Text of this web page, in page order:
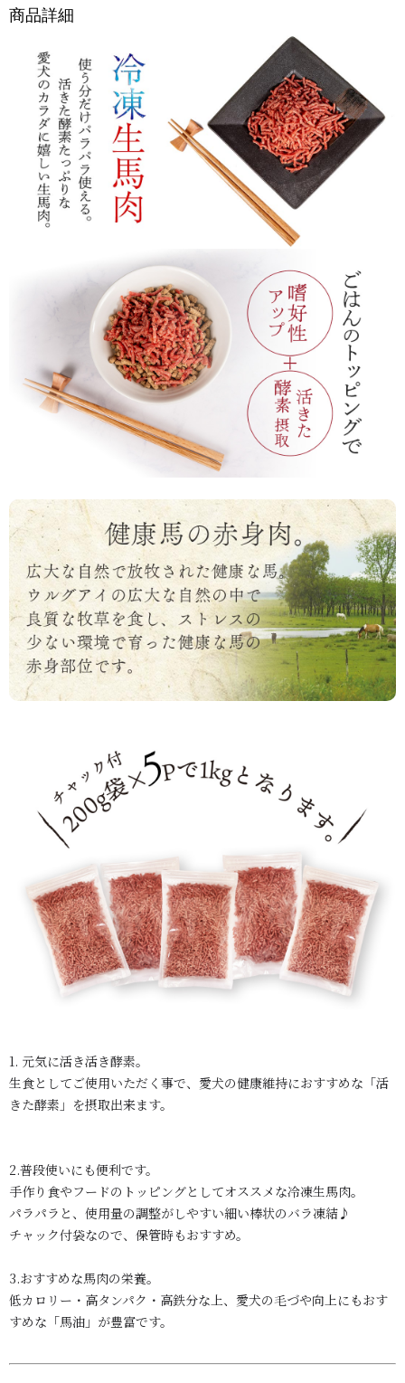
商品詳細
1. 元気に活き活き酵素。
生食としてご使用いただく事で、 愛犬の健康維持におすすめな「活
きた酵素」を摂取出来ます。
2.普段使いにも便利です。
手作り食やフードのトッピングとしてオススメな冷凍生馬肉。
パラパラと、使用量の調整がしやすい細い棒状のバラ凍結♪
チャック付袋なので、保管時もおすすめ。
3.おすすめな馬肉の栄養。
低カロリー・高タンパク・高鉄分な上、愛犬の毛づや向上にもおす
すめな「馬油」が豊富です。